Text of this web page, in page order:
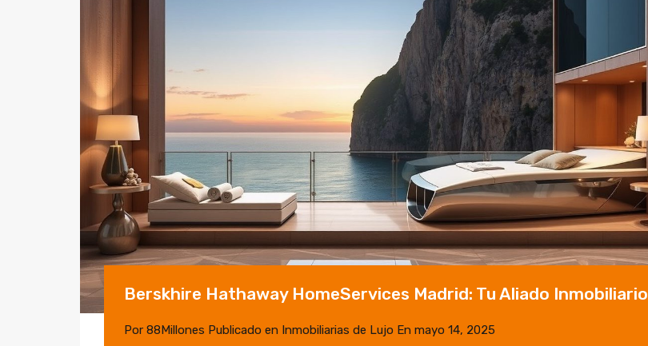
Berskhire Hathaway HomeServices Madrid: Tu Aliado Inmobiliario
Por 88Millones Publicado en Inmobiliarias de Lujo En mayo 14, 2025